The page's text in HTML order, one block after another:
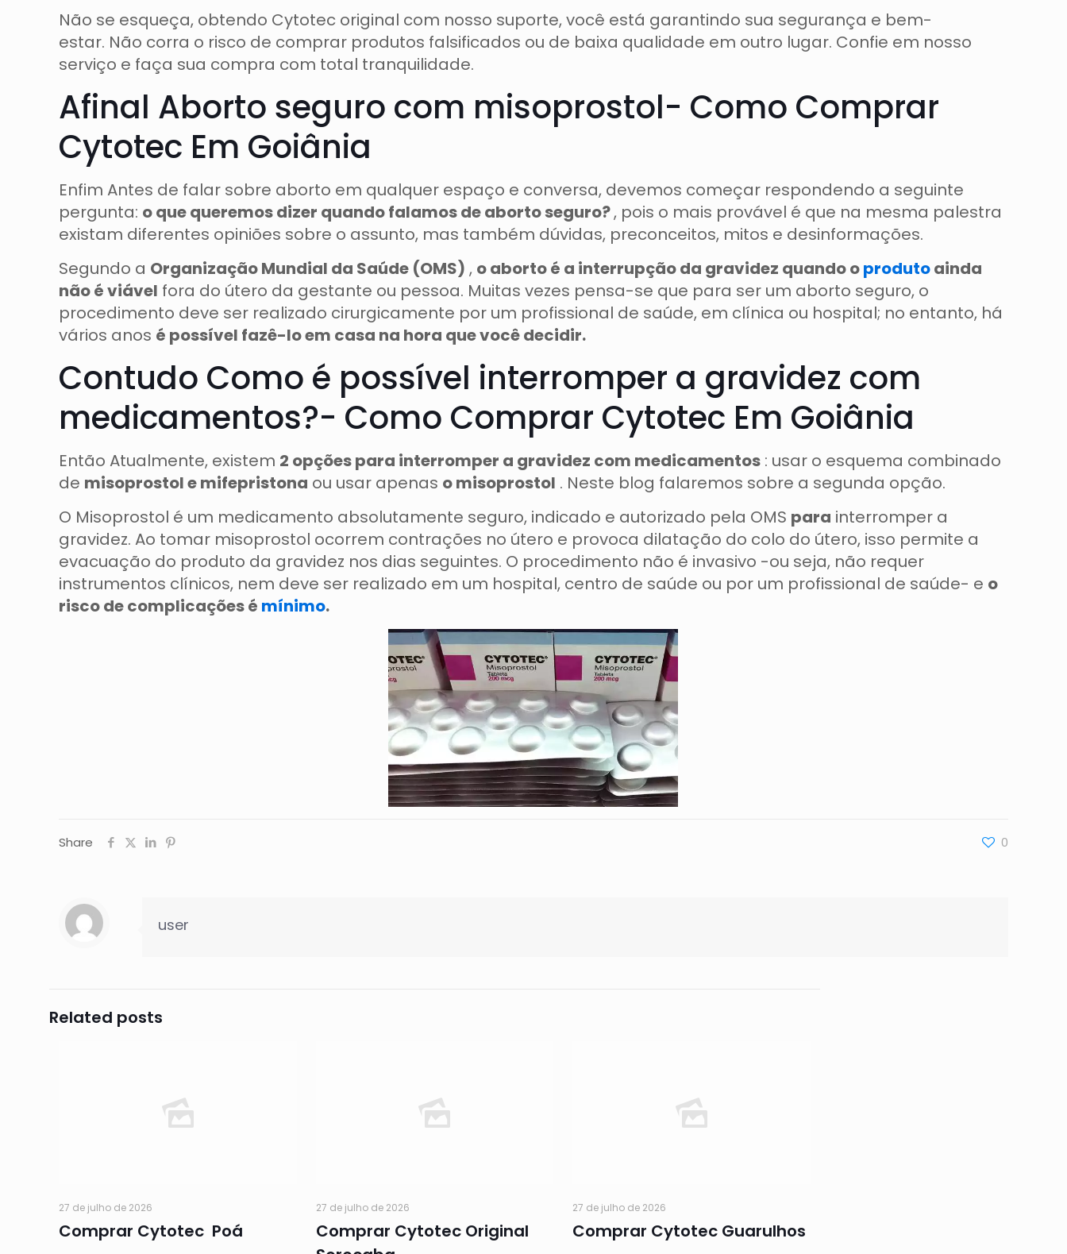
Não se esqueça, obtendo Cytotec original com nosso suporte, você está garantindo sua segurança e bem-
estar. Não corra o risco de comprar produtos falsificados ou de baixa qualidade em outro lugar. Confie em nosso
serviço e faça sua compra com total tranquilidade.
Afinal Aborto seguro com misoprostol- Como Comprar
Cytotec Em Goiânia
Enfim Antes de falar sobre aborto em qualquer espaço e conversa, devemos começar respondendo a seguinte
pergunta: o que queremos dizer quando falamos de aborto seguro?, pois o mais provável é que na mesma palestra
existam diferentes opiniões sobre o assunto, mas também dúvidas, preconceitos, mitos e desinformações.
Segundo a Organização Mundial da Saúde (OMS) , o aborto é a interrupção da gravidez quando oprodutoainda
não é viável fora do útero da gestante ou pessoa. Muitas vezes pensa-se que para ser um aborto seguro, o
procedimento deve ser realizado cirurgicamente por um profissional de saúde, em clínica ou hospital; no entanto, há
vários anos é possível fazê-lo em casa na hora que você decidir.
Contudo Como é possível interromper a gravidez com
medicamentos?- Como Comprar Cytotec Em Goiânia
Então Atualmente, existem 2 opções para interromper a gravidez com medicamentos : usar o esquema combinado
de misoprostol e mifepristona ou usar apenas o misoprostol . Neste blog falaremos sobre a segunda opção.
O Misoprostol é um medicamento absolutamente seguro, indicado e autorizado pela OMS para interromper a
gravidez. Ao tomar misoprostol ocorrem contrações no útero e provoca dilatação do colo do útero, isso permite a
evacuação do produto da gravidez nos dias seguintes. O procedimento não é invasivo -ou seja, não requer
instrumentos clínicos, nem deve ser realizado em um hospital, centro de saúde ou por um profissional de saúde- e o
risco de complicações é mínimo.
Share 0
user
Related posts
27 de julho de 2026
Comprar Cytotec Poá
27 de julho de 2026
Comprar Cytotec Original
27 de julho de 2026
Comprar Cytotec Guarulhos